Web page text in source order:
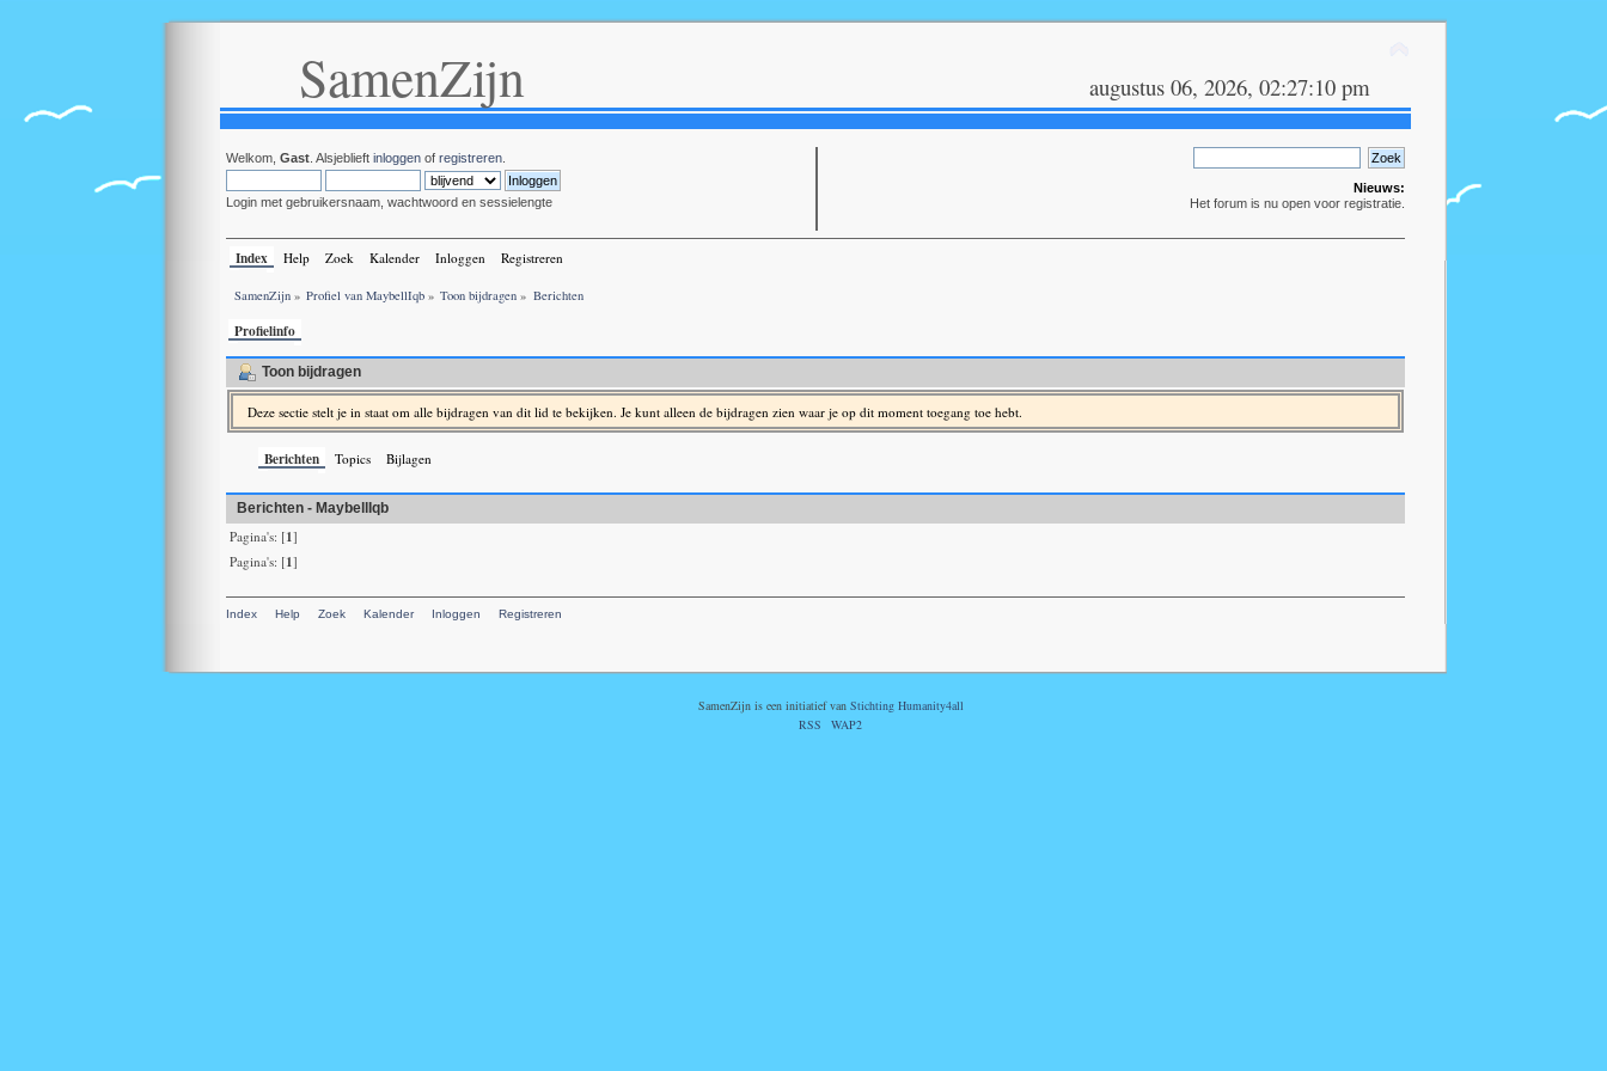
SamenZijn augustus 06, 2026, 02:27:10 pm
Welkom,Gast . Alsjeblieftinloggen ofregistreren
Login met gebruikersnaam, wachtwoord en sessielengte
Nieuws:
Het forum is nu open voor registratie.
Index Help Zoek Kalender Inloggen Registreren
SamenZijn» Profiel van MaybellIqb» Toon bijdragen » Berichten
Profielinfo
Toon bijdragen
Deze sectie stelt je in staat om alle bijdragen van dit lid te bekijken. Je kunt alleen de bijdragen zien waar je op dit moment toegang toe hebt.
Berichten Topics Bijlagen
Berichten - MaybellIqb
Pagina's: [1]
Pagina's: [1]
Index Help Zoek Kalender Inloggen Registreren
SamenZijn is een initiatief van Stichting Humanity4all
RSS
WAP2